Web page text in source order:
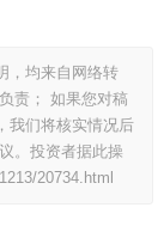
，均来自网络转
责； 如果您对稿
我们将核实情况后
。投资者据此操
20734.html